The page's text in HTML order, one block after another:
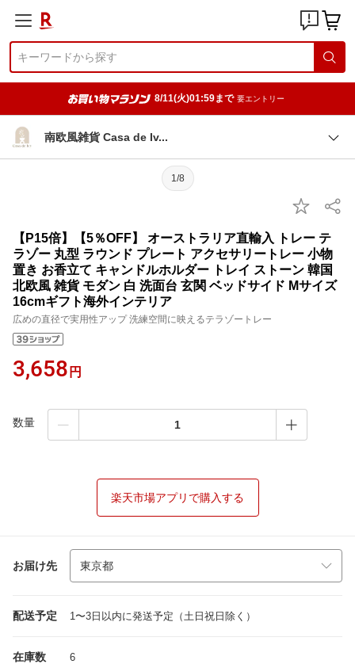
8/11(火)01:59まで 要エントリー
南欧風雑貨 Casa de Iv
1/8
【P15倍】【5％OFF】 オーストラリア直輸入 トレー テ
ラゾー 丸型 ラウンド プレート アクセサリートレー 小物
置き お香立て キャンドルホルダー トレイ ストーン 韓国
北欧風 雑貨 モダン 白 洗面台 玄関 ベッドサイド Mサイズ
16cmギフト海外インテリア
広めの直径で実用性アップ 洗練空間に映えるテラゾートレー
3,658 円
数量
楽天市場アプリで購入する
お届け先
配送予定 1〜3日以内に発送予定（土日祝日除く）
在庫数 6